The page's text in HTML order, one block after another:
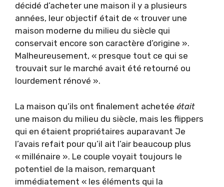
décidé d’acheter une maison il y a plusieurs
années, leur objectif était de « trouver une
maison moderne du milieu du siècle qui
conservait encore son caractère d’origine ».
Malheureusement, « presque tout ce qui se
trouvait sur le marché avait été retourné ou
lourdement rénové ».
La maison qu’ils ont finalement achetée était
une maison du milieu du siècle, mais les flippers
qui en étaient propriétaires auparavant Je
l’avais refait pour qu’il ait l’air beaucoup plus
« millénaire ». Le couple voyait toujours le
potentiel de la maison, remarquant
immédiatement « les éléments qui la